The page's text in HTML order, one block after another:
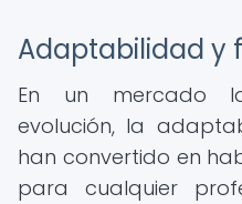
Adaptabilidad y
En un mercado
evolución, la
han convertido en
para cualquier